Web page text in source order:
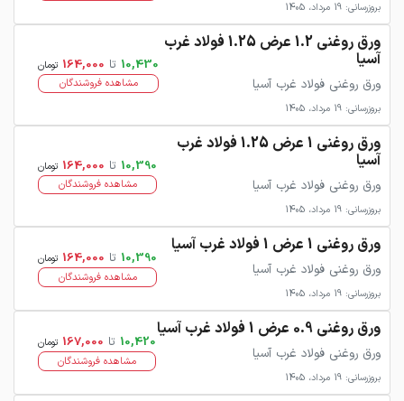
بروزرسانی: 19 مرداد، 1405
ورق روغنی 1.2 عرض 1.25 فولاد غرب
آسیا
ورق روغنی فولاد غرب آسیا
بروزرسانی: 19 مرداد، 1405
10,430 تا 164,000 تومان
مشاهده فروشندگان
ورق روغنی 1 عرض 1.25 فولاد غرب
آسیا
ورق روغنی فولاد غرب آسیا
بروزرسانی: 19 مرداد، 1405
10,390 تا 164,000 تومان
مشاهده فروشندگان
ورق روغنی 1 عرض 1 فولاد غرب آسیا
ورق روغنی فولاد غرب آسیا
بروزرسانی: 19 مرداد، 1405
10,390 تا 164,000 تومان
مشاهده فروشندگان
ورق روغنی 0.9 عرض 1 فولاد غرب آسیا
ورق روغنی فولاد غرب آسیا
بروزرسانی: 19 مرداد، 1405
10,420 تا 167,000 تومان
مشاهده فروشندگان